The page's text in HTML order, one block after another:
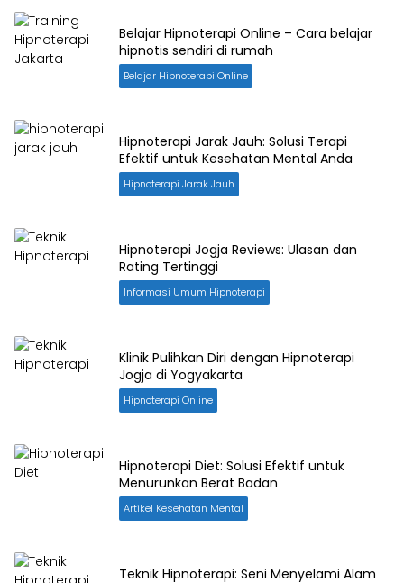
Belajar Hipnoterapi Online – Cara belajar
hipnotis sendiri di rumah
Belajar Hipnoterapi Online
Hipnoterapi Jarak Jauh: Solusi Terapi
Efektif untuk Kesehatan Mental Anda
Hipnoterapi Jarak Jauh
Hipnoterapi Jogja Reviews: Ulasan dan
Rating Tertinggi
Informasi Umum Hipnoterapi
Klinik Pulihkan Diri dengan Hipnoterapi
Jogja di Yogyakarta
Hipnoterapi Online
Hipnoterapi Diet: Solusi Efektif untuk
Menurunkan Berat Badan
Artikel Kesehatan Mental
Teknik Hipnoterapi: Seni Menyelami Alam